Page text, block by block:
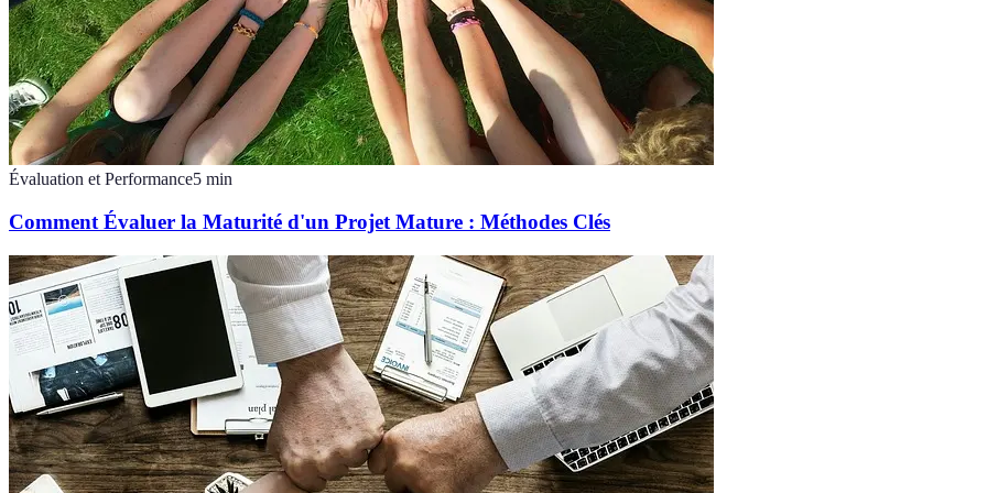
Évaluation et Performance5 min
Comment Évaluer la Maturité d'un Projet Mature : Méthodes Clés